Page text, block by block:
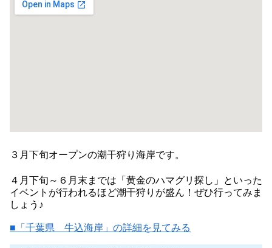
３月下旬オープンの潮干狩り海岸です。
４月下旬～６月末までは「黄金のハマグリ探し」といった
イベントが行われるほど潮干狩りが盛ん！ぜひ行ってみま
しょう♪
■「千葉県 牛込海岸」の詳細を見てみる